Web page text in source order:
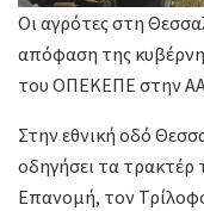
Οι αγρότες στη
απόφαση της
του ΟΠΕΚΕΠΕ στην
Στην εθνική οδό
οδηγήσει τα τρακτέρ
Επανομή, τον